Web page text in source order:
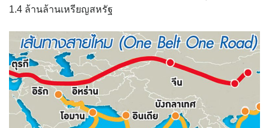
1.4 ล้านล้านเหรียญสหรัฐ